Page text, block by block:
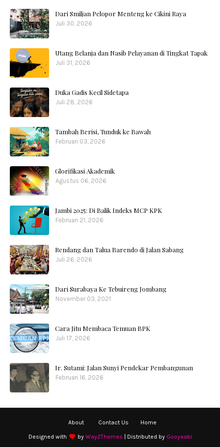
Dari Smiljan Pelopor Menteng ke Cikini Raya
Juli 30, 2026
Utang Belanja dan Nasib Pelayanan di Tingkat Tapak
Juli 31, 2026
Duka Gadis Kecil Sidetapa
Juli 28, 2026
Tambah Berisi, Tunduk ke Bawah
Februari 03, 2026
Glorifikasi Akademik
Agustus 06, 2026
Jambi 2025: Di Balik Indeks MCP KPK
Februari 21, 2026
Rendang dan Talua Barendo di Jalan Sabang
Juli 26, 2026
Dari Surabaya Ke Tebuireng Jombang
November 03, 2021
Cara Jitu Membaca Temuan BPK
Juli 17, 2026
Ir. Sutami: Jalan Sunyi Pendekar Pembangunan
Februari 16, 2026
About Contact Us Home
Designed with by Way2Themes | Distributed by Gooyaabi